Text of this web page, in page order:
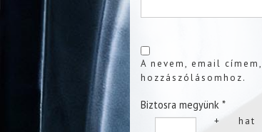
A nevem, email
hozzászólásomhoz.
Biztosra megyünk *
+ hat